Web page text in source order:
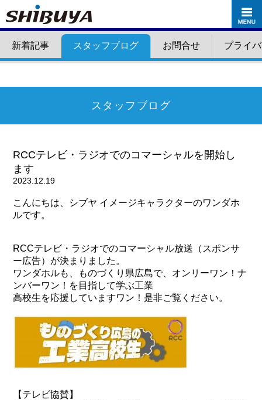
新着記事 スタッフブログ お問合せ プライ
スタッフブログ
RCCテレビ・ラジオでのコマーシャルを開始し
ます
2023.12.19
こんにちは、シブヤ イメージキャラクターのワンダホ
ルです。
RCCテレビ・ラジオでのコマーシャル放送（スポンサ
ー広告）が決まりました。
ワンダホルも、ものづくり県広島で、オンリーワン！ナ
ンバーワン！を目指して学ぶ工業
高校生を応援していますワン！是非ご覧ください。
【テレビ協賛】